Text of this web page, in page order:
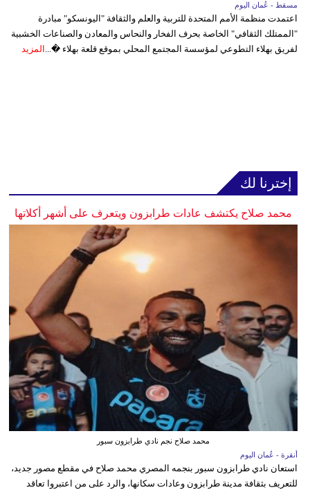
مسقط - عُمان اليوم
اعتمدت منظمة الأمم المتحدة للتربية والعلم والثقافة "اليونسكو" مبادرة
"الممتلك الثقافي" الخاصة بحرف الفخار والنحاس والمعادن والصناعات الخشبية
لفريق بهلاء التطوعي لمؤسسة المجتمع المحلي بموقع قلعة بهلاء �... المزيد
إخترنا لك
محمد صلاح يكتشف عادات طرابزون ويتعرف على أشهر أكلاتها
محمد صلاح نجم نادي طرابزون سبور
أنقرة - عُمان اليوم
استعان نادي طرابزون سبور بنجمه المصري محمد صلاح في مقطع مصور جديد،
للتعريف بثقافة مدينة طرابزون وعادات سكانها، والرد على من اعتبروا تعاقد